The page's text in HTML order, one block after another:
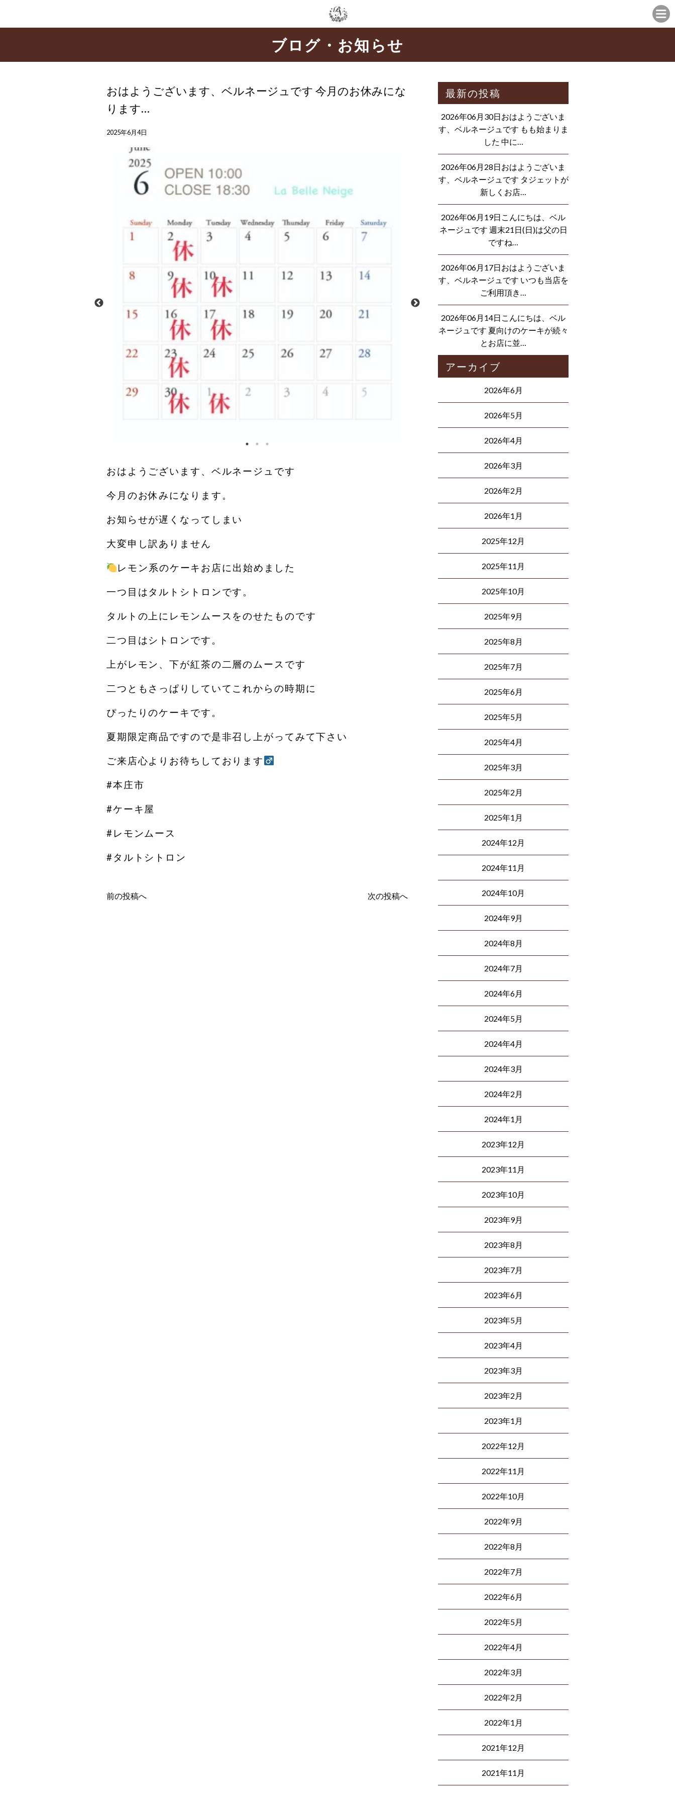
ブログ・お知らせ
おはようございます、ベルネージュです 今月のお休みにな
ります…
2025年6月4日
おはようございます、ベルネージュです
今月のお休みになります。
お知らせが遅くなってしまい
大変申し訳ありません
レモン系のケーキお店に出始めました
一つ目はタルトシトロンです。
タルトの上にレモンムースをのせたものです
二つ目はシトロンです。
上がレモン、下が紅茶の二層のムースです
二つともさっぱりしていてこれからの時期に
ぴったりのケーキです。
夏期限定商品ですので是非召し上がってみて下さい
ご来店心よりお待ちしております‍
#本庄市
#ケーキ屋
#レモンムース
#タルトシトロン
前の投稿へ 次の投稿へ
最新の投稿
2026年06月30日おはようございま
す、ベルネージュです もも始まりま
した 中に…
2026年06月28日おはようございま
す、ベルネージュです タジェットが
新しくお店…
2026年06月19日こんにちは、ベル
ネージュです 週末21日(日)は父の日
ですね…
2026年06月17日おはようございま
す、ベルネージュです いつも当店を
ご利用頂き…
2026年06月14日こんにちは、ベル
ネージュです 夏向けのケーキが続々
とお店に並…
アーカイブ
2026年6月
2026年5月
2026年4月
2026年3月
2026年2月
2026年1月
2025年12月
2025年11月
2025年10月
2025年9月
2025年8月
2025年7月
2025年6月
2025年5月
2025年4月
2025年3月
2025年2月
2025年1月
2024年12月
2024年11月
2024年10月
2024年9月
2024年8月
2024年7月
2024年6月
2024年5月
2024年4月
2024年3月
2024年2月
2024年1月
2023年12月
2023年11月
2023年10月
2023年9月
2023年8月
2023年7月
2023年6月
2023年5月
2023年4月
2023年3月
2023年2月
2023年1月
2022年12月
2022年11月
2022年10月
2022年9月
2022年8月
2022年7月
2022年6月
2022年5月
2022年4月
2022年3月
2022年2月
2022年1月
2021年12月
2021年11月